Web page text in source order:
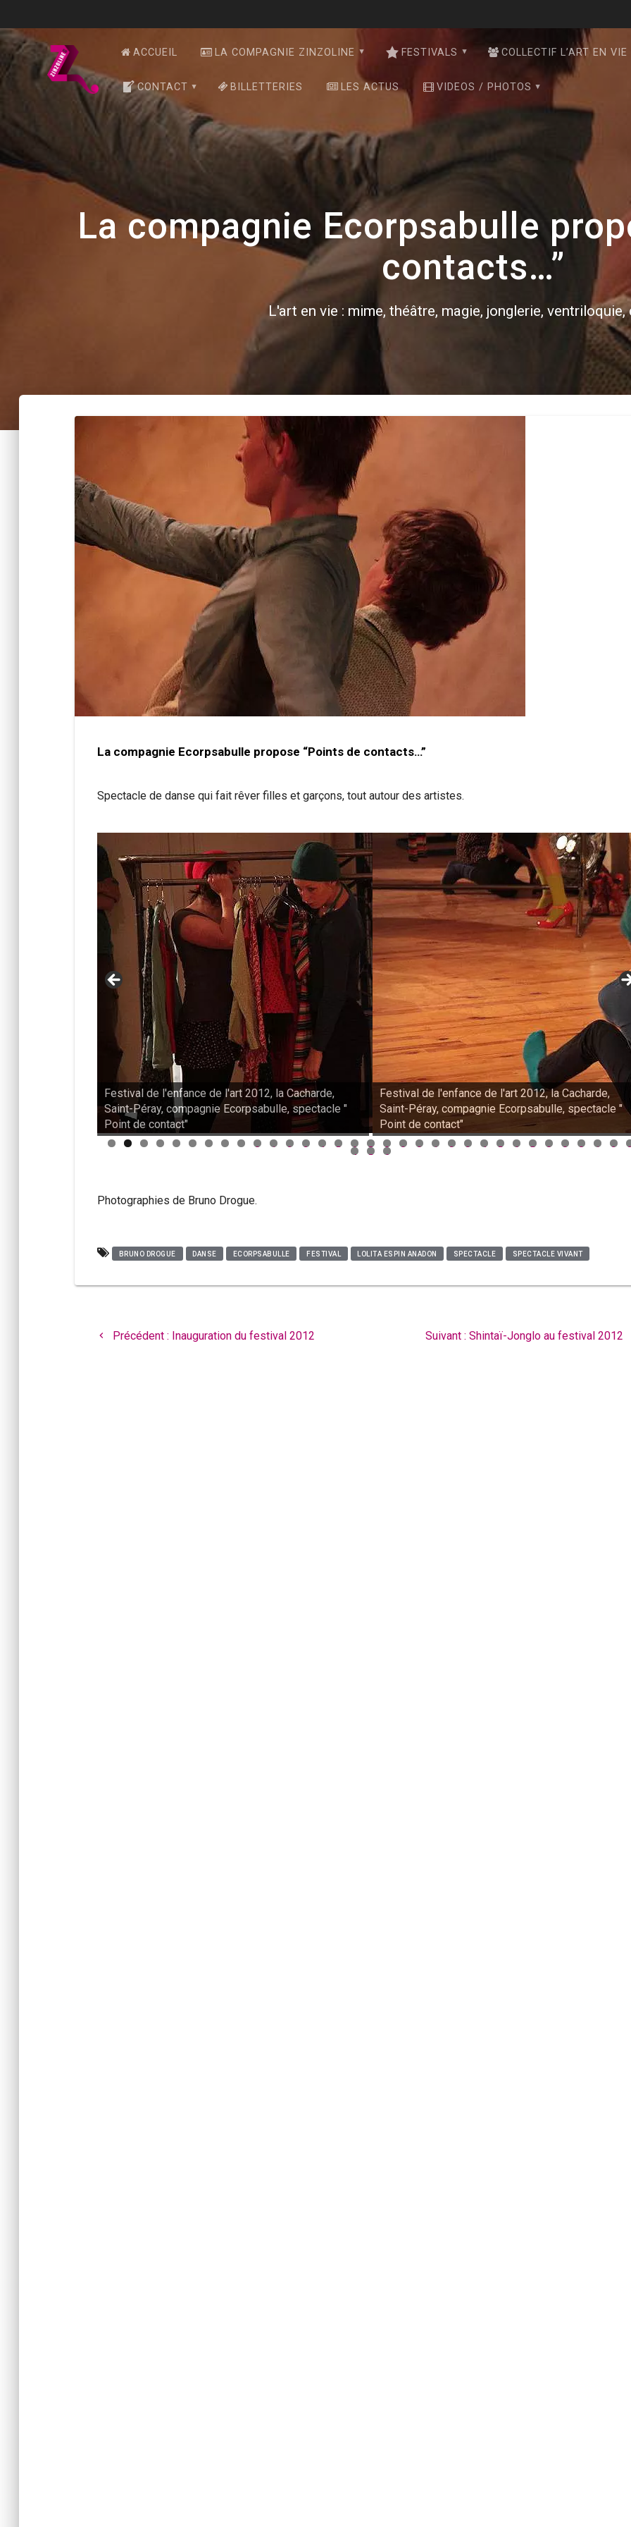
content
ACCUEIL LA COMPAGNIE ZINZOLINE FESTIVALS COLLECTIF L’ART EN VIE
CONTACT BILLETTERIES LES ACTUS VIDEOS / PHOTOS
La compagnie Ecorpsabulle
contacts…”
L'art en vie : mime, théâtre, magie, jonglerie, ventriloquie,
La compagnie Ecorpsabulle propose “Points de contacts…”
Spectacle de danse qui fait rêver filles et garçons, tout autour des artistes.
Festival de l'enfance de l'art 2012, la Cacharde,
Saint-Péray, compagnie Ecorpsabulle, spectacle "
Point de contact"
Festival de l'enfance de l'art 2012, la Cacharde,
Saint-Péray, compagnie Ecorpsabulle, spectacle "
Point de contact"
0
1 2 3 4 5 6 7 8 9 0 1 2 3 4 5 6 7 8 9 0 1 2
4 5 6
Photographies de Bruno Drogue.
BRUNO DROGUE DANSE ECORPSABULLE FESTIVAL LOLITA ESPIN ANADON SPECTACLE SPECTACLE VIVANT
Précédent : Article
Inauguration du festival 2012 Suivant : Article
Shintaï-Jonglo au festival 2012